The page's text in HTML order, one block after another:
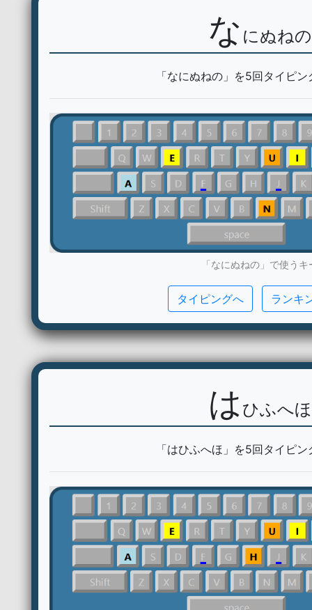
な にぬねの
「なにぬねの」を5回タイピ
「なにぬねの」で使うキ
タイピングへ ランキ
はひふへほ
「はひふへほ」を5回タイピ